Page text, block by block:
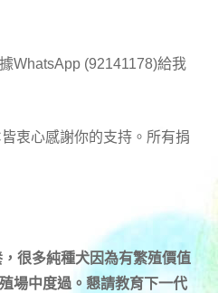
WhatsApp (92141178)給我
衷心感謝你的支持。所有捐
很多純種犬因為有繁殖價值
場中度過。懇請教育下一代